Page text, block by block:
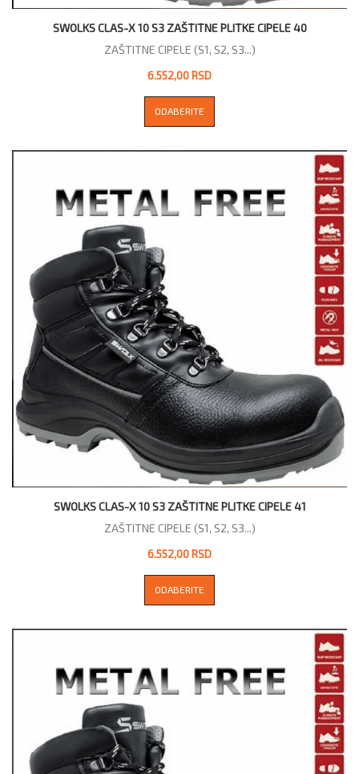
SWOLKS CLAS-X 10 S3 ZAŠTITNE PLITKE CIPELE 40
ZAŠTITNE CIPELE (S1, S2, S3...)
6.552,00 RSD
ODABERITE
SWOLKS CLAS-X 10 S3 ZAŠTITNE PLITKE CIPELE 41
ZAŠTITNE CIPELE (S1, S2, S3...)
6.552,00 RSD
ODABERITE